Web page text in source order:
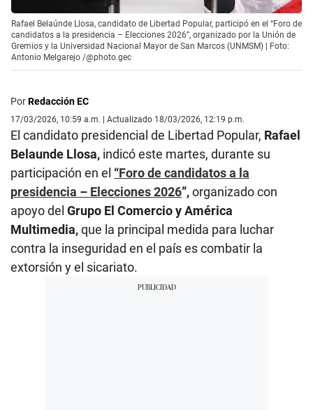
Rafael Belaúnde Llosa, candidato de Libertad Popular, participó en el “Foro de
candidatos a la presidencia – Elecciones 2026”, organizado por la Unión de
Gremios y la Universidad Nacional Mayor de San Marcos (UNMSM) | Foto:
Antonio Melgarejo /@photo.gec
PorRedacción EC
17/03/2026, 10:59 a.m. | Actualizado 18/03/2026, 12:19 p.m.
El candidato presidencial de Libertad Popular, Rafael
Belaunde Llosa, indicó este martes, durante su
participación en el “Foro de candidatos a la
presidencia – Elecciones 2026”,organizado con
apoyo del Grupo El Comercio y América
Multimedia,que la principal medida para luchar
contra la inseguridad en el país es combatir la
extorsión y el sicariato.